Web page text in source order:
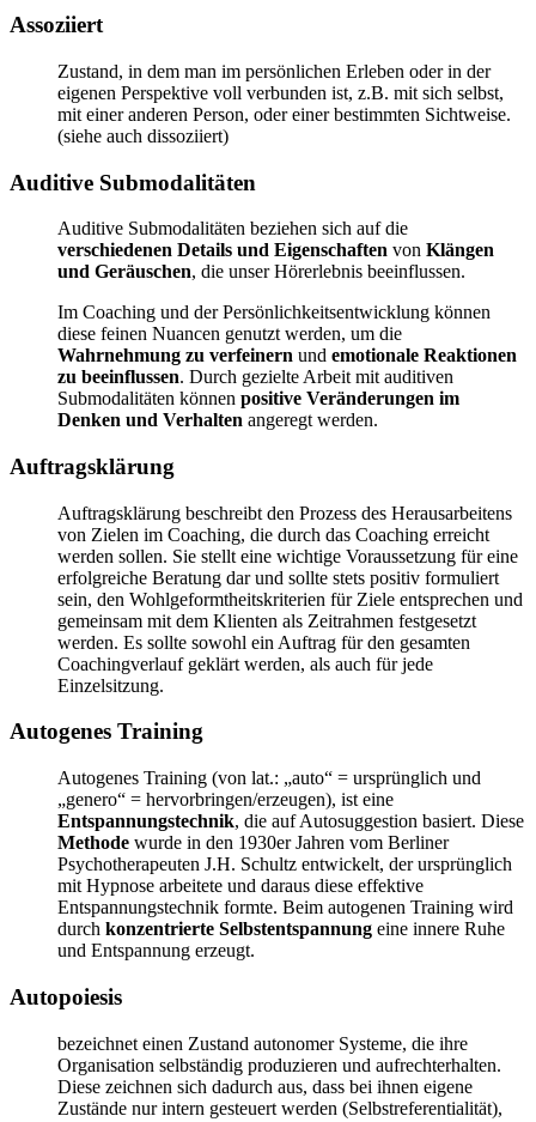
Assoziiert
Zustand, in dem man im persönlichen Erleben oder in der
eigenen Perspektive voll verbunden ist, z.B. mit sich selbst,
mit einer anderen Person, oder einer bestimmten Sichtweise.
(siehe auch dissoziiert)
Auditive Submodalitäten
Auditive Submodalitäten beziehen sich auf die
verschiedenen Details und Eigenschaften von Klängen
und Geräuschen, die unser Hörerlebnis beeinflussen.
Im Coaching und der Persönlichkeitsentwicklung können
diese feinen Nuancen genutzt werden, um die
Wahrnehmung zu verfeinern und emotionale Reaktionen
zu beeinflussen. Durch gezielte Arbeit mit auditiven
Submodalitäten können positive Veränderungen im
Denken und Verhalten angeregt werden.
Auftragsklärung
Auftragsklärung beschreibt den Prozess des Herausarbeitens
von Zielen im Coaching, die durch das Coaching erreicht
werden sollen. Sie stellt eine wichtige Voraussetzung für eine
erfolgreiche Beratung dar und sollte stets positiv formuliert
sein, den Wohlgeformtheitskriterien für Ziele entsprechen und
gemeinsam mit dem Klienten als Zeitrahmen festgesetzt
werden. Es sollte sowohl ein Auftrag für den gesamten
Coachingverlauf geklärt werden, als auch für jede
Einzelsitzung.
Autogenes Training
Autogenes Training (von lat.: „auto“ = ursprünglich und
„genero“ = hervorbringen/erzeugen), ist eine
Entspannungstechnik, die auf Autosuggestion basiert. Diese
Methode wurde in den 1930er Jahren vom Berliner
Psychotherapeuten J.H. Schultz entwickelt, der ursprünglich
mit Hypnose arbeitete und daraus diese effektive
Entspannungstechnik formte. Beim autogenen Training wird
durch konzentrierte Selbstentspannung eine innere Ruhe
und Entspannung erzeugt.
Autopoiesis
bezeichnet einen Zustand autonomer Systeme, die ihre
Organisation selbständig produzieren und aufrechterhalten.
Diese zeichnen sich dadurch aus, dass bei ihnen eigene
Zustände nur intern gesteuert werden (Selbstreferentialität),